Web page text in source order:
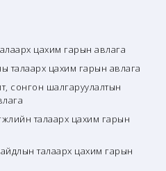
цахим гарын авлага
талаарх цахим гарын авлага
сонгон шалгаруулалтын
талаарх цахим гарын
талаарх цахим гарын